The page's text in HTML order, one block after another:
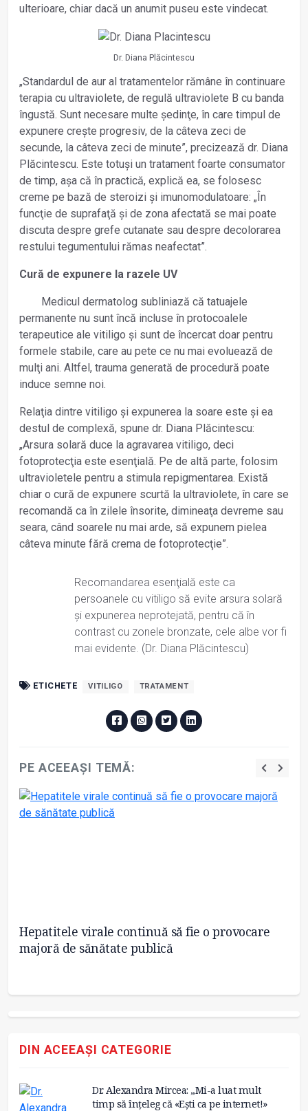
ulterioare, chiar dacă un anumit puseu este vindecat.
Dr. Diana Plăcintescu
„Standardul de aur al tratamentelor rămâne în continuare
terapia cu ultraviolete, de regulă ultraviolete B cu banda
îngustă. Sunt necesare multe ședinţe, în care timpul de
expunere crește progresiv, de la câteva zeci de
secunde, la câteva zeci de minute”, precizează dr. Diana
Plăcintescu. Este totuși un tratament foarte consumator
de timp, așa că în practică, explică ea, se folosesc
creme pe bază de steroizi și imunomodulatoare: „În
funcţie de suprafaţă și de zona afectată se mai poate
discuta despre grefe cutanate sau despre decolorarea
restului tegumentului rămas neafectat”.
Cură de expunere la razele UV
Medicul dermatolog subliniază că tatuajele
permanente nu sunt încă incluse în protocoalele
terapeutice ale vitiligo și sunt de încercat doar pentru
formele stabile, care au pete ce nu mai evoluează de
mulţi ani. Altfel, trauma generată de procedură poate
induce semne noi.
Relaţia dintre vitiligo și expunerea la soare este și ea
destul de complexă, spune dr. Diana Plăcintescu:
„Arsura solară duce la agravarea vitiligo, deci
fotoprotecţia este esenţială. Pe de altă parte, folosim
ultravioletele pentru a stimula repigmentarea. Există
chiar o cură de expunere scurtă la ultraviolete, în care se
recomandă ca în zilele însorite, dimineaţa devreme sau
seara, când soarele nu mai arde, să expunem pielea
câteva minute fără crema de fotoprotecţie”.
Recomandarea esenţială este ca
persoanele cu vitiligo să evite arsura solară
și expunerea neprotejată, pentru că în
contrast cu zonele bronzate, cele albe vor fi
mai evidente. (Dr. Diana Plăcintescu)
ETICHETE VITILIGO TRATAMENT
PE ACEEAȘI TEMĂ:
Hepatitele virale continuă să fie o provocare
majoră de sănătate publică
DIN ACEEAȘI CATEGORIE
Dr. Alexandra Mircea: „Mi-a luat mult
timp să înțeleg că «Ești ca pe internet!»